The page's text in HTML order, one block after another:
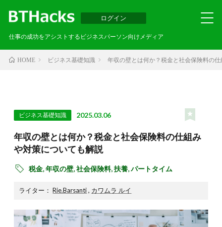
ログイン
仕事の成功をアシストするビジネスパーソン向けメディア
HOME ビジネス基礎知識 年収の壁とは何か？税金と社会保険料の
ビジネス基礎知識 2025.03.06
年収の壁とは何か？税金と社会保険料の仕組み
や対策についても解説
税金,年収の壁,社会保険料,扶養,パートタイム
ライター：Rie.Barsanti, カワムラ ルイ